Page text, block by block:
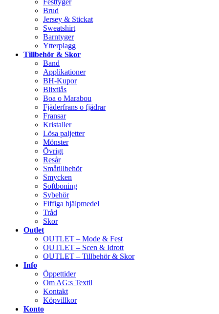
Festtyger
Brud
Jersey & Stickat
Sweatshirt
Barntyger
Ytterplagg
Tillbehör & Skor
Band
Applikationer
BH-Kupor
Blixtlås
Boa o Marabou
Fjäderfrans o fjädrar
Fransar
Kristaller
Lösa paljetter
Mönster
Övrigt
Resår
Småtillbehör
Smycken
Softboning
Sybehör
Fiffiga hjälpmedel
Tråd
Skor
Outlet
OUTLET – Mode & Fest
OUTLET – Scen & Idrott
OUTLET – Tillbehör & Skor
Info
Öppettider
Om AG:s Textil
Kontakt
Köpvillkor
Konto